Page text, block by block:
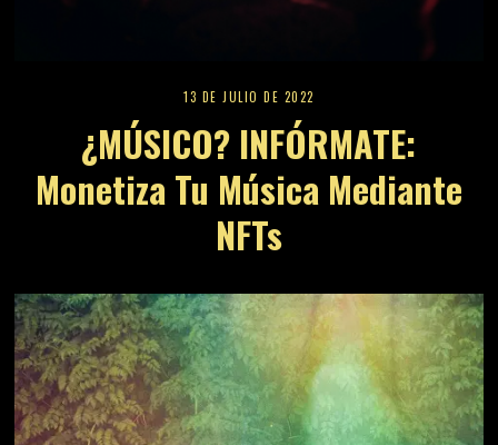
13 DE JULIO DE 2022
¿MÚSICO? INFÓRMATE:
Monetiza Tu Música Mediante
NFTs